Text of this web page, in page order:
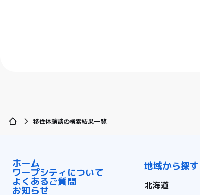
移住体験談の検索結果一覧
ホーム
ワープシティについて
よくあるご質問
お知らせ
地域から探す
北海道